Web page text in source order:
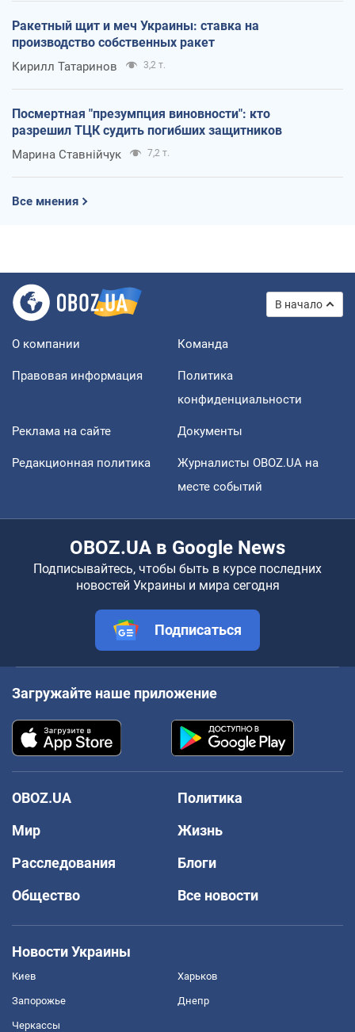
Ракетный щит и меч Украины: ставка на
производство собственных ракет
Кирилл Татаринов 3,2 т.
Посмертная "презумпция виновности": кто
разрешил ТЦК судить погибших защитников
Марина Ставнійчук 7,2 т.
Все мнения
В начало
О компании Команда
Правовая информация
Политика
конфиденциальности
Реклама на сайте Документы
Редакционная политика
Журналисты OBOZ.UA на
месте событий
OBOZ.UA в Google News
Подписывайтесь, чтобы быть в курсе последних
новостей Украины и мира сегодня
Подписаться
Загружайте наше приложение
OBOZ.UA
Политика
Мир
Жизнь
Расследования
Блоги
Общество
Все новости
Новости Украины
Киев Харьков
Запорожье Днепр
Черкассы